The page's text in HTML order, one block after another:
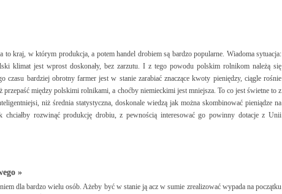
to kraj, w którym produkcja, a potem handel drobiem są bardzo popularne. Wiadoma sytuacja:
klimat jest wprost doskonały, bez zarzutu. I z tego powodu polskim rolnikom należą się
czasu bardziej obrotny farmer jest w stanie zarabiać znaczące kwoty pieniędzy, ciągle rośnie
między polskimi rolnikami, a choćby niemieckimi jest mniejsza. To co jest świetne to z
niż średnia statystyczna, doskonale wiedzą jak można skombinować pieniądze na
rozwinąć produkcję drobiu, z pewnością interesować go powinny dotacje z Unii
»
dla bardzo wielu osób. Ażeby być w stanie ją acz w sumie zrealizować wypada na początku